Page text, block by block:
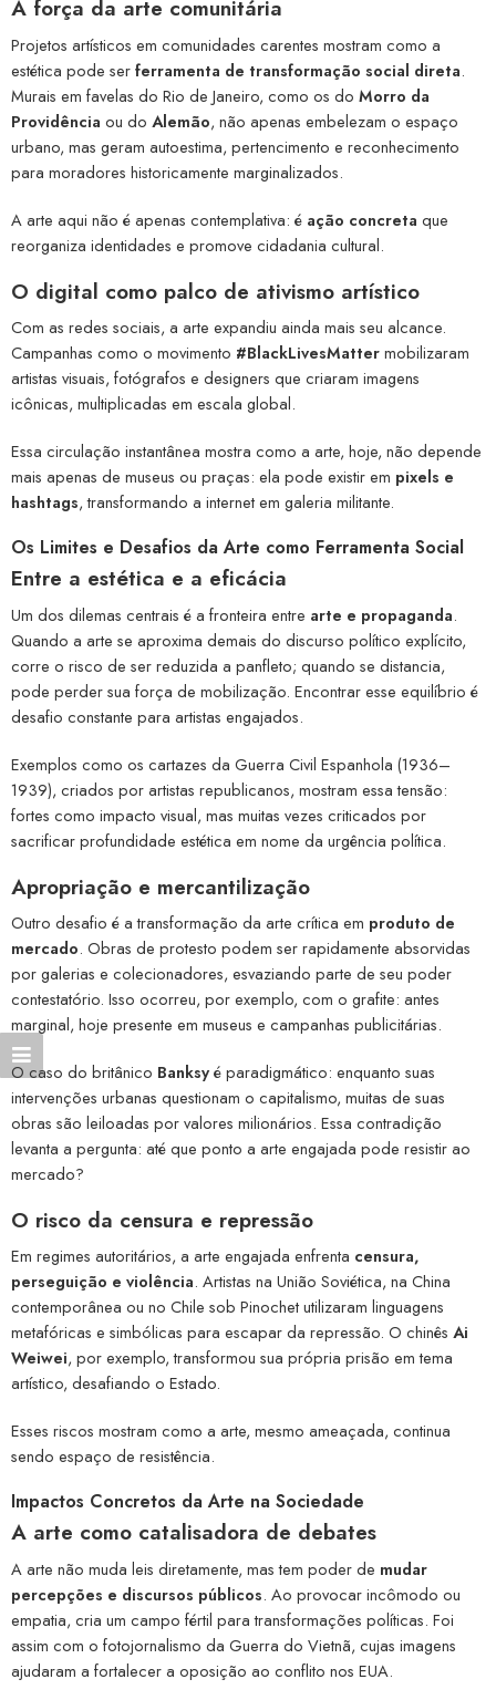
A força da arte comunitária
Projetos artísticos em comunidades carentes mostram como a
estética pode serferramenta de transformação social direta.
Murais em favelas do Rio de Janeiro, como os do Morro da
Providência ou do Alemão, não apenas embelezam o espaço
urbano, mas geram autoestima, pertencimento e reconhecimento
para moradores historicamente marginalizados.
A arte aqui não é apenas contemplativa: é ação concreta que
reorganiza identidades e promove cidadania cultural.
O digital como palco de ativismo artístico
Com as redes sociais, a arte expandiu ainda mais seu alcance.
Campanhas como o movimento #BlackLivesMattermobilizaram
artistas visuais, fotógrafos e designers que criaram imagens
icônicas, multiplicadas em escala global.
Essa circulação instantânea mostra como a arte, hoje, não depende
mais apenas de museus ou praças: ela pode existir em pixels e
hashtags, transformando a internet em galeria militante.
Os Limites e Desafios da Arte como Ferramenta Social
Entre a estética e a eficácia
Um dos dilemas centrais é a fronteira entre arte e propaganda.
Quando a arte se aproxima demais do discurso político explícito,
corre o risco de ser reduzida a panfleto; quando se distancia,
pode perder sua força de mobilização. Encontrar esse equilíbrio é
desafio constante para artistas engajados.
Exemplos como os cartazes da Guerra Civil Espanhola (1936–
1939), criados por artistas republicanos, mostram essa tensão:
fortes como impacto visual, mas muitas vezes criticados por
sacrificar profundidade estética em nome da urgência política.
Apropriação e mercantilização
Outro desafio é a transformação da arte crítica em produto de
mercado. Obras de protesto podem ser rapidamente absorvidas
por galerias e colecionadores, esvaziando parte de seu poder
contestatório. Isso ocorreu, por exemplo, com o grafite: antes
marginal, hoje presente em museus e campanhas publicitárias.
O caso do britânico Banksyé paradigmático: enquanto suas
intervenções urbanas questionam o capitalismo, muitas de suas
obras são leiloadas por valores milionários. Essa contradição
levanta a pergunta: até que ponto a arte engajada pode resistir ao
mercado?
O risco da censura e repressão
Em regimes autoritários, a arte engajada enfrenta censura,
perseguição e violência. Artistas na União Soviética, na China
contemporânea ou no Chile sob Pinochet utilizaram linguagens
metafóricas e simbólicas para escapar da repressão. O chinês Ai
Weiwei, por exemplo, transformou sua própria prisão em tema
artístico, desafiando o Estado.
Esses riscos mostram como a arte, mesmo ameaçada, continua
sendo espaço de resistência.
Impactos Concretos da Arte na Sociedade
A arte como catalisadora de debates
A arte não muda leis diretamente, mas tem poder de mudar
percepções e discursos públicos. Ao provocar incômodo ou
empatia, cria um campo fértil para transformações políticas. Foi
assim com o fotojornalismo da Guerra do Vietnã, cujas imagens
ajudaram a fortalecer a oposição ao conflito nos EUA.